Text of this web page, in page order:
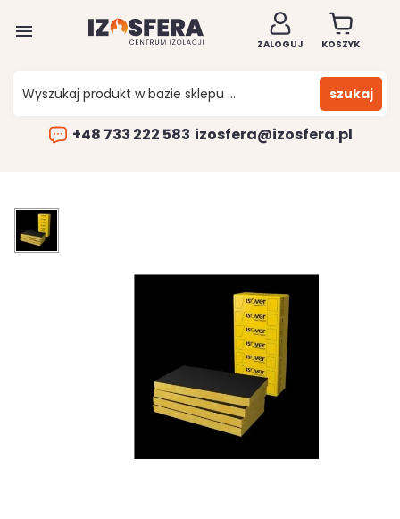

ZALOGUJ KOSZYK
szukaj
+48 733 222 583 izosfera@izosfera.pl